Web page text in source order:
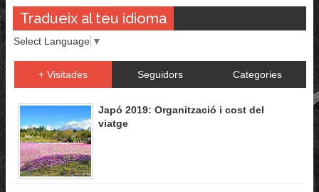
Tradueix al teu idioma
Select Language ▼
+ Visitades Seguidors Categories
Japó 2019: Organització i cost del
viatge